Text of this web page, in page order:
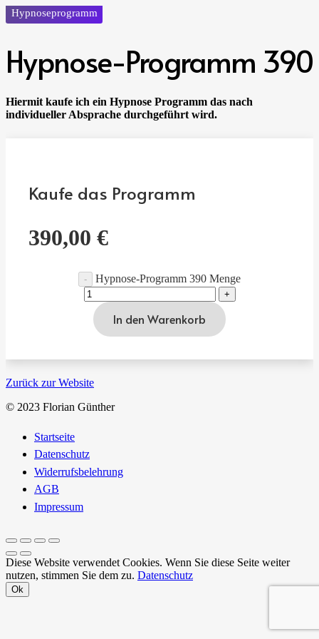
Hypnoseprogramm
Hypnose-Programm 390
Hiermit kaufe ich ein Hypnose Programm das nach
individueller Absprache durchgeführt wird.
Kaufe das Programm
390,00 €
Hypnose-Programm 390 Menge
In den Warenkorb
Zurück zur Website
© 2023 Florian Günther
Startseite
Datenschutz
Widerrufsbelehrung
AGB
Impressum
Diese Website verwendet Cookies. Wenn Sie diese Seite weiter
nutzen, stimmen Sie dem zu. Datenschutz
Ok